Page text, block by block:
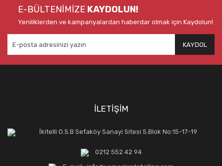
E-BÜLTENİMİZE KAYDOLUN!
Yeniliklerden ve kampanyalardan haberdar olmak için Kaydolun!
KAYDOL
İLETİŞİM
İkitelli O.S.B Sefaköy Sanayi Sitesi 5.Blok No:15-17-19
0212 552 42 94